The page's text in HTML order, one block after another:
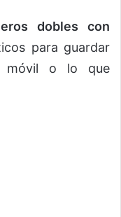
dobles con
para guardar
móvil o lo que